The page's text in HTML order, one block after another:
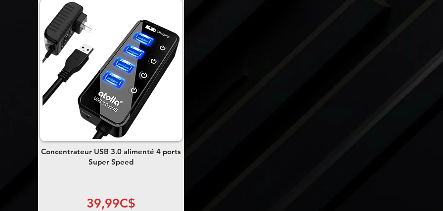
Concentrateur USB 3.0 alimenté 4 ports
Super Speed
39,99C$